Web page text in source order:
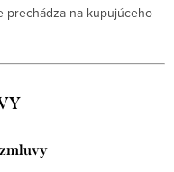
prechádza na kupujúceho